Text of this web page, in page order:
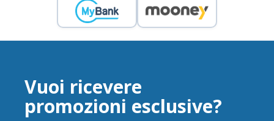
Vuoi ricevere
promozioni esclusive?